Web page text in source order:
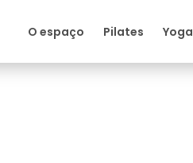
O espaço Pilates Yoga